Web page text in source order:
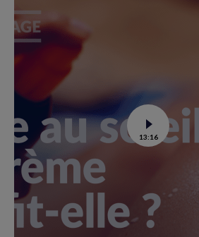
Voir
la
vidéo
est-
elle
la
meilleure
solution
13:16